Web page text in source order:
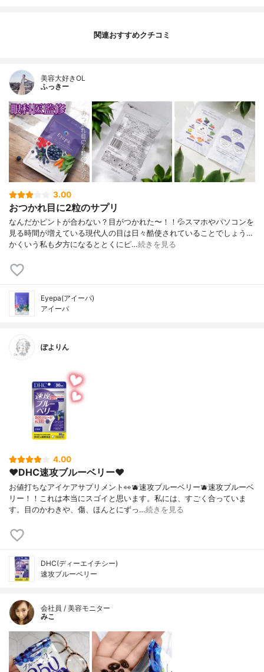
関連おすすめクチコミ
美容大好きOL
ふっきー
3.00
おつかれ目に2粒のサプリ
なんだかピントが合わない？目がつかれた〜！！💦スマホやパソコンを
見る時間が増えている現代人の目は日々酷使されていることでしょう…
かくいう私も夕方になるととくにピ…続きを見る
Eyepa(アイーパ)
アイーパ
ぽよりん
4.00
❤︎DHC速攻ブルーベリー❤︎
お値打ちなアイケアサプリメント👀🫐速攻ブルーベリー🫐速攻ブルーベ
リー！！これは本当にスゴイと思います。私には、すごく合っていま
す。目のかわきや、傷、ほんとにずっ…続きを見る
DHC(ディーエイチシー)
速攻ブルーベリー
会社員 / 美容モニター
みこ